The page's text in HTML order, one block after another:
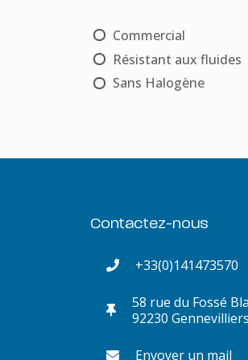
Commercial
Résistant aux fluides
Sans Halogène
Contactez-nous
+33(0)141473570
58 rue du Fossé
92230
Envoyer un mail